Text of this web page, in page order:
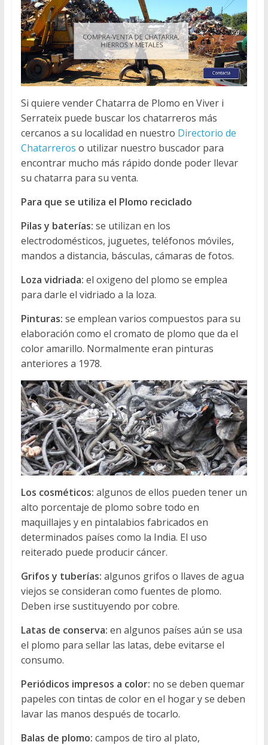
Si quiere vender Chatarra de Plomo en Viver i
Serrateix puede buscar los chatarreros más
cercanos a su localidad en nuestro Directorio de
Chatarreros o utilizar nuestro buscador para
encontrar mucho más rápido donde poder llevar
su chatarra para su venta.
Para que se utiliza el Plomo reciclado
Pilas y baterías: se utilizan en los
electrodomésticos, juguetes, teléfonos móviles,
mandos a distancia, básculas, cámaras de fotos.
Loza vidriada: el oxigeno del plomo se emplea
para darle el vidriado a la loza.
Pinturas: se emplean varios compuestos para su
elaboración como el cromato de plomo que da el
color amarillo. Normalmente eran pinturas
anteriores a 1978.
Los cosméticos: algunos de ellos pueden tener un
alto porcentaje de plomo sobre todo en
maquillajes y en pintalabios fabricados en
determinados países como la India. El uso
reiterado puede producir cáncer.
Grifos y tuberías: algunos grifos o llaves de agua
viejos se consideran como fuentes de plomo.
Deben irse sustituyendo por cobre.
Latas de conserva: en algunos países aún se usa
el plomo para sellar las latas, debe evitarse el
consumo.
Periódicos impresos a color: no se deben quemar
papeles con tintas de color en el hogar y se deben
lavar las manos después de tocarlo.
Balas de plomo: campos de tiro al plato,